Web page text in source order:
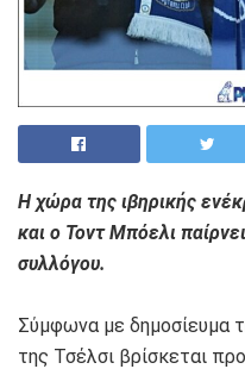
Η χώρα της ιβηρικής
και ο Τοντ Μπόελι
συλλόγου.
Σύμφωνα με δημοσίευμα
της Τσέλσι βρίσκεται